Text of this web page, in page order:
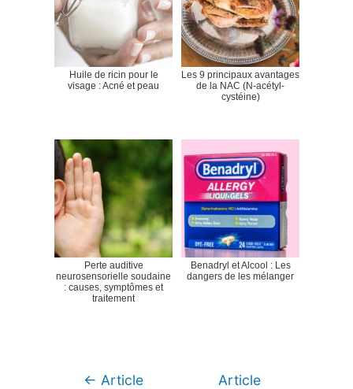
Huile de ricin pour le
visage : Acné et peau
Les 9 principaux avantages
de la NAC (N-acétyl-
cystéine)
Perte auditive
neurosensorielle soudaine
: causes, symptômes et
traitement
Benadryl et Alcool : Les
dangers de les mélanger
Navigation
← Article
Article